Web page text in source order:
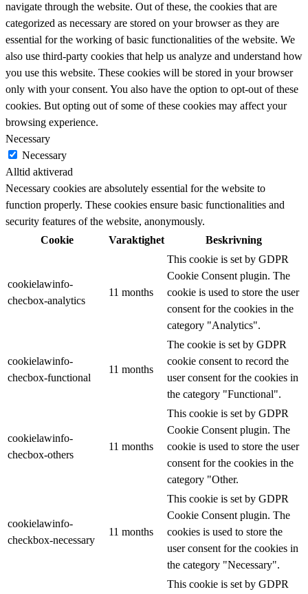
navigate through the website. Out of these, the cookies that are
categorized as necessary are stored on your browser as they are
essential for the working of basic functionalities of the website. We
also use third-party cookies that help us analyze and understand how
you use this website. These cookies will be stored in your browser
only with your consent. You also have the option to opt-out of these
cookies. But opting out of some of these cookies may affect your
browsing experience.
Necessary
Necessary
Alltid aktiverad
Necessary cookies are absolutely essential for the website to
function properly. These cookies ensure basic functionalities and
security features of the website, anonymously.
Cookie
Varaktighet Beskrivning
cookielawinfo-
checbox-analytics
11 months
This cookie is set by GDPR
Cookie Consent plugin. The
cookie is used to store the user
consent for the cookies in the
category "Analytics".
cookielawinfo-
checbox-functional
11 months
The cookie is set by GDPR
cookie consent to record the
user consent for the cookies in
the category "Functional".
cookielawinfo-
checbox-others
11 months
This cookie is set by GDPR
Cookie Consent plugin. The
cookie is used to store the user
consent for the cookies in the
category "Other.
cookielawinfo-
checkbox-necessary
11 months
This cookie is set by GDPR
Cookie Consent plugin. The
cookies is used to store the
user consent for the cookies in
the category "Necessary".
This cookie is set by GDPR